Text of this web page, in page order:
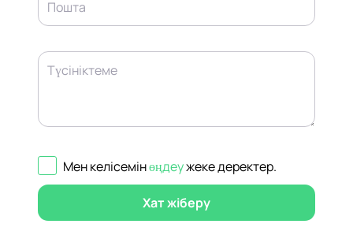
Пошта
Түсініктеме
Мен келісемінөңдеужеке деректер.
Хат жіберу